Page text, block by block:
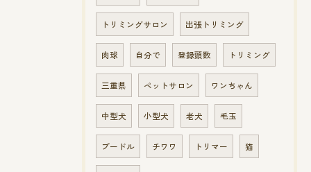
トリミングサロン 出張トリミング
肉球 自分で 登録頭数 トリミング
三重県 ペットサロン ワンちゃん
中型犬 小型犬 老犬 毛玉
プードル チワワ トリマー 猫